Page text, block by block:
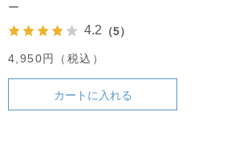
ー
4.2 （5）
4,950円（税込）
カートに入れる